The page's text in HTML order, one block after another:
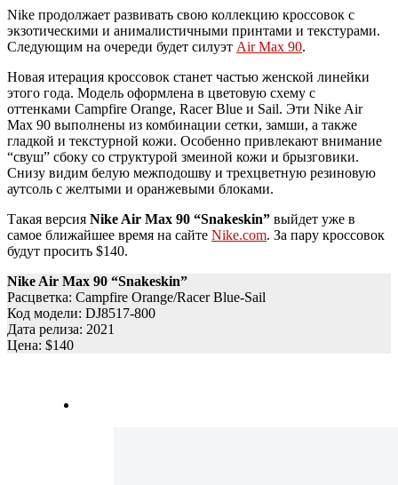
Nike продолжает развивать свою коллекцию кроссовок с
экзотическими и анималистичными принтами и текстурами.
Следующим на очереди будет силуэт Air Max 90.
Новая итерация кроссовок станет частью женской линейки
этого года. Модель оформлена в цветовую схему с
оттенками Campfire Orange, Racer Blue и Sail. Эти Nike Air
Max 90 выполнены из комбинации сетки, замши, а также
гладкой и текстурной кожи. Особенно привлекают внимание
“свуш” сбоку со структурой змеиной кожи и брызговики.
Снизу видим белую межподошву и трехцветную резиновую
аутсоль с желтыми и оранжевыми блоками.
Такая версия Nike Air Max 90 “Snakeskin” выйдет уже в
самое ближайшее время на сайте Nike.com. За пару кроссовок
будут просить $140.
Nike Air Max 90 “Snakeskin”
Расцветка: Campfire Orange/Racer Blue-Sail
Код модели: DJ8517-800
Дата релиза: 2021
Цена: $140